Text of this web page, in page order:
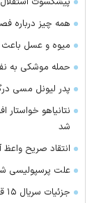
همه چیز درباره
میوه و عسل باعث
حمله موشکی به
پدر لیونل مسی
شد
انتقاد صریح واعظ
علت پرسپولیسی
جزئیات سریال ۱۵ قسمتی مهران مدیری